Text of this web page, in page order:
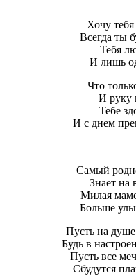
Хочу
Всегда ты
Тебя
И лишь
Что
И руку
Тебе
И с днем
Самый
Знает на
Милая
Больше
Пусть на душе
Будь в
Пусть все
Сбудутся